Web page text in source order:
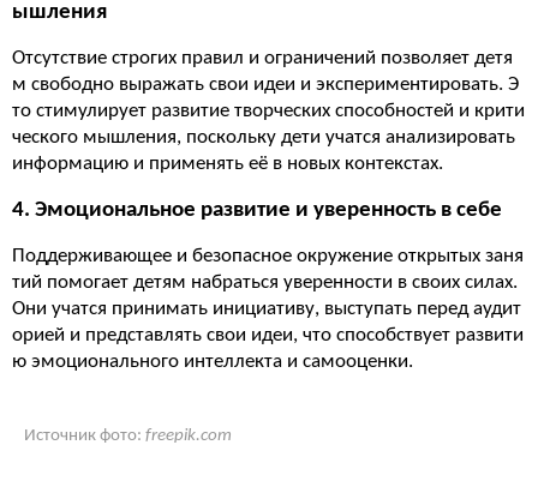
ышления
Отсутствие строгих правил и ограничений позволяет детя
м свободно выражать свои идеи и экспериментировать. Э
то стимулирует развитие творческих способностей и крити
ческого мышления, поскольку дети учатся анализировать
информацию и применять её в новых контекстах.
4. Эмоциональное развитие и уверенность в себе
Поддерживающее и безопасное окружение открытых заня
тий помогает детям набраться уверенности в своих силах.
Они учатся принимать инициативу, выступать перед аудит
орией и представлять свои идеи, что способствует развити
ю эмоционального интеллекта и самооценки.
Источник фото: freepik.com